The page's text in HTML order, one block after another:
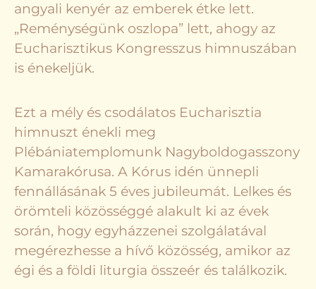
angyali kenyér az emberek étke lett.
„Reménységünk oszlopa” lett, ahogy az
Eucharisztikus Kongresszus himnuszában
is énekeljük.
Ezt a mély és csodálatos Eucharisztia
himnuszt énekli meg
Plébániatemplomunk Nagyboldogasszony
Kamarakórusa. A Kórus idén ünnepli
fennállásának 5 éves jubileumát. Lelkes és
örömteli közösséggé alakult ki az évek
során, hogy egyházzenei szolgálatával
megérezhesse a hívő közösség, amikor az
égi és a földi liturgia összeér és találkozik.